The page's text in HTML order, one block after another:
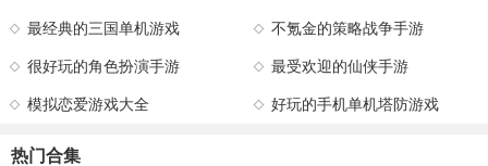
最经典的三国单机游戏 不氪金的策略战争手游
很好玩的角色扮演手游 最受欢迎的仙侠手游
模拟恋爱游戏大全 好玩的手机单机塔防游戏
热门合集